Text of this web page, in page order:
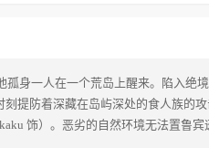
孤身一人在一个荒岛上醒来。陷入
提防着深藏在岛屿深处的食人族
饰）。恶劣的自然环境无法置鲁